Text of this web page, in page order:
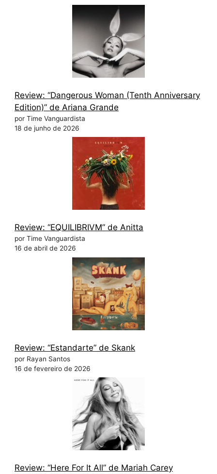
Review: “Dangerous Woman (Tenth Anniversary
Edition)” de Ariana Grande
por Time Vanguardista
18 de junho de 2026
Review: “EQUILIBRIVM” de Anitta
por Time Vanguardista
16 de abril de 2026
Review: “Estandarte” de Skank
por Rayan Santos
16 de fevereiro de 2026
Review: “Here For It All” de Mariah Carey